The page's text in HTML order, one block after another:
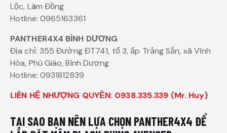
Lộc, Lâm Đồng
Hotline: 0965163361
PANTHER4X4 BÌNH DƯƠNG
Địa chỉ: 355 Đường ĐT741, tổ 3, ấp Trảng Sắn, xã Vĩnh
Hòa, Phú Giáo, Bình Dương
Hotline: 0931812839
LIÊN HỆ NHƯỢNG QUYỀN: 0938.335.339 (Mr. Huy)
TẠI SAO BẠN NÊN LỰA CHỌN PANTHER4X4 ĐỂ